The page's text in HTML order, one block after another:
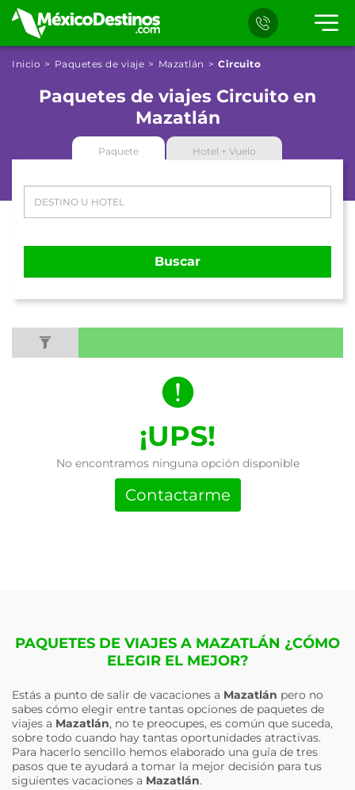
Inicio Paquetes de viaje Mazatlán Circuito
Paquetes de viajes Circuito en
Mazatlán
Paquete Hotel + Vuelo
Buscar
¡UPS!
No encontramos ninguna opción disponible
Contactarme
PAQUETES DE VIAJES A MAZATLÁN ¿CÓMO
ELEGIR EL MEJOR?
Estás a punto de salir de vacaciones a Mazatlán pero no
sabes cómo elegir entre tantas opciones de paquetes de
viajes a Mazatlán, no te preocupes, es común que suceda,
sobre todo cuando hay tantas oportunidades atractivas.
Para hacerlo sencillo hemos elaborado una guía de tres
pasos que te ayudará a tomar la mejor decisión para tus
siguientes vacaciones a Mazatlán.